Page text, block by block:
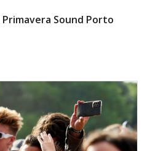
Primavera Sound Porto